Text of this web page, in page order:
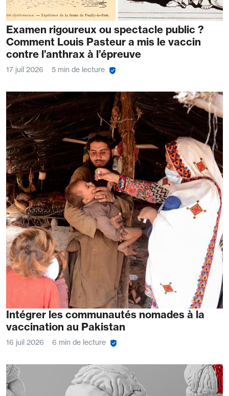
Examen rigoureux ou spectacle public ?
Comment Louis Pasteur a mis le vaccin
contre l’anthrax à l’épreuve
17 juil 2026 5 min de lecture
Intégrer les communautés nomades à la
vaccination au Pakistan
16 juil 2026 6 min de lecture